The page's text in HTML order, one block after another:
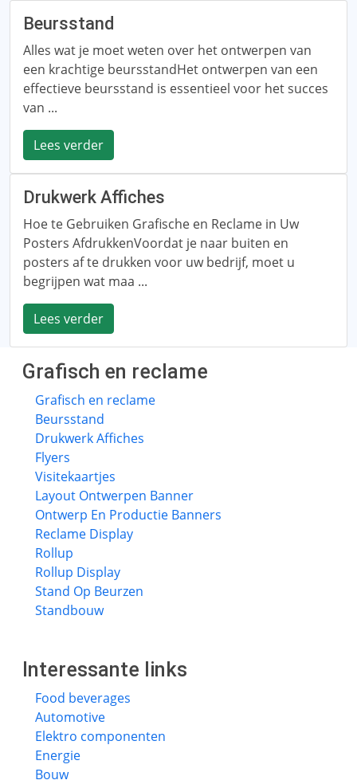
Beursstand
Alles wat je moet weten over het ontwerpen van
een krachtige beursstandHet ontwerpen van een
effectieve beursstand is essentieel voor het succes
van ...
Lees verder
Drukwerk Affiches
Hoe te Gebruiken Grafische en Reclame in Uw
Posters AfdrukkenVoordat je naar buiten en
posters af te drukken voor uw bedrijf, moet u
begrijpen wat maa ...
Lees verder
Grafisch en reclame
Grafisch en reclame
Beursstand
Drukwerk Affiches
Flyers
Visitekaartjes
Layout Ontwerpen Banner
Ontwerp En Productie Banners
Reclame Display
Rollup
Rollup Display
Stand Op Beurzen
Standbouw
Interessante links
Food beverages
Automotive
Elektro componenten
Energie
Bouw